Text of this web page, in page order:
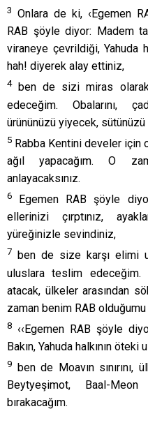
3 Onlara de ki, ‹Egemen
RAB şöyle diyor: Madem
viraneye çevrildiği, Yahuda
hah! diyerek alay ettiniz,
4ben de sizi miras olarak
edeceğim. Obalarını,
ürününüzü yiyecek,
5 Rabba Kentini develer için
ağıl yapacağım. O
anlayacaksınız.
6
Egemen RAB şöyle
ellerinizi çırptınız,
yüreğinizle sevindiniz,
7
ben de size karşı elimi
uluslara teslim edeceğim.
atacak, ülkeler arasından
zaman benim RAB olduğumu
8 ‹‹Egemen RAB şöyle
Bakın, Yahuda halkının
9
ben de Moavın sınırını,
Beytyeşimot, Baal-
bırakacağım.